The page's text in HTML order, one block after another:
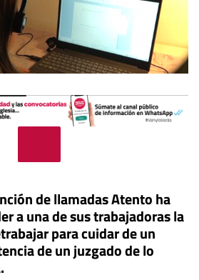
de llamadas Atento ha
a una de sus trabajadoras la
para cuidar de un
de un juzgado de lo